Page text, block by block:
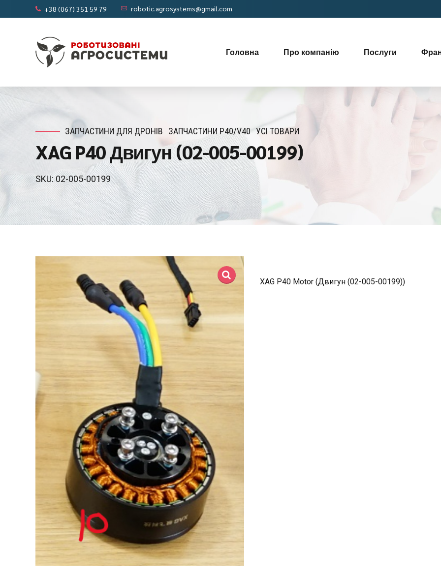
+38 (067) 351 59 79 robotic.agrosystems@gmail.com
Головна Про компанію Послуги
ЗАПЧАСТИНИ ДЛЯ ДРОНІВ ЗАПЧАСТИНИ P40/V40 УСІ ТОВАРИ
XAG P40 Двигун (02-005-00199)
SKU: 02-005-00199
XAG P40 Motor (Двигун (02-005-00199))